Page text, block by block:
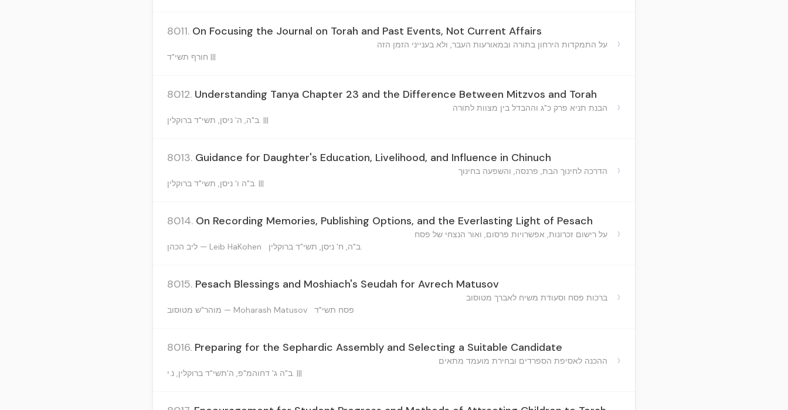
8011. On Focusing the Journal on Torah and Past Events, Not Current Affairs
על התמקדות הירחון בתורה ובמאורעות העבר, ולא בענייני הזמן הזה
חורף תשי"ד |||
›
8012. Understanding Tanya Chapter 23 and the Difference Between Mitzvos and Torah
הבנת תניא פרק כ"ג וההבדל בין מצוות לתורה
ב"ה, ה' ניסן, תשי"ד ברוקלין. |||
›
8013. Guidance for Daughter's Education, Livelihood, and Influence in Chinuch
הדרכה לחינוך הבת, פרנסה, והשפעה בחינוך
ב"ה ו' ניסן, תשי"ד ברוקלין. |||
›
8014. On Recording Memories, Publishing Options, and the Everlasting Light of Pesach
על רישום זכרונות, אפשרויות פרסום, ואור הנצחי של פסח
ליב הכהן — Leib HaKohen
ב"ה, ח' ניסן, תשי"ד ברוקלין.
›
8015. Pesach Blessings and Moshiach's Seudah for Avrech Matusov
ברכות פסח וסעודת משיח לאברך מטוסוב
מוהר"ש מטוסוב — Moharash Matusov
פסח תשי"ד
›
8016. Preparing for the Sephardic Assembly and Selecting a Suitable Candidate
ההכנה לאסיפת הספרדים ובחירת מועמד מתאים
ב"ה ג' דחוהמ"פ, ה'תשי"ד ברוקלין, נ.י. |||
›